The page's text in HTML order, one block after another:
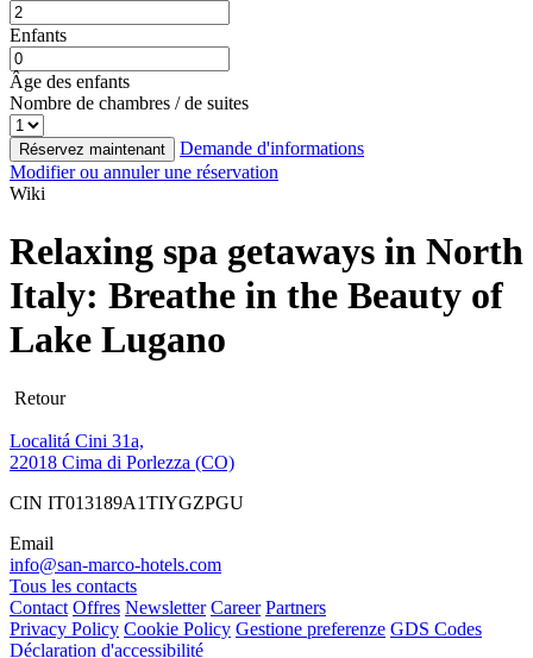
Enfants
Âge des enfants
Nombre de chambres / de suites
Réservez maintenant
Demande d'informations
Modifier ou annuler une réservation
Wiki
Relaxing spa getaways in North
Italy: Breathe in the Beauty of
Lake Lugano
Retour
Localitá Cini 31a,
22018 Cima di Porlezza (CO)
CIN IT013189A1TIYGZPGU
Email
info@san-marco-hotels.com
Tous les contacts
Contact Offres Newsletter Career Partners
Privacy Policy Cookie Policy Gestione preferenze GDS Codes
Déclaration d'accessibilité